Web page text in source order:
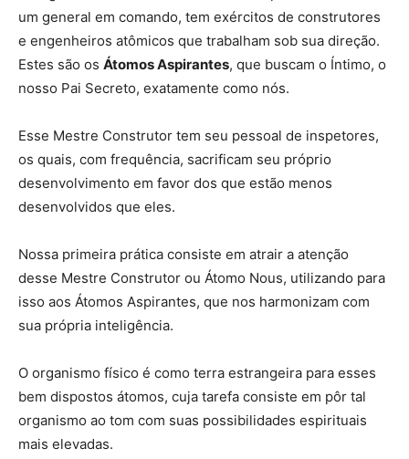
um general em comando, tem exércitos de construtores
e engenheiros atômicos que trabalham sob sua direção.
Estes são os Átomos Aspirantes, que buscam o Íntimo, o
nosso Pai Secreto, exatamente como nós.
Esse Mestre Construtor tem seu pessoal de inspetores,
os quais, com frequência, sacrificam seu próprio
desenvolvimento em favor dos que estão menos
desenvolvidos que eles.
Nossa primeira prática consiste em atrair a atenção
desse Mestre Construtor ou Átomo Nous, utilizando para
isso aos Átomos Aspirantes, que nos harmonizam com
sua própria inteligência.
O organismo físico é como terra estrangeira para esses
bem dispostos átomos, cuja tarefa consiste em pôr tal
organismo ao tom com suas possibilidades espirituais
mais elevadas.